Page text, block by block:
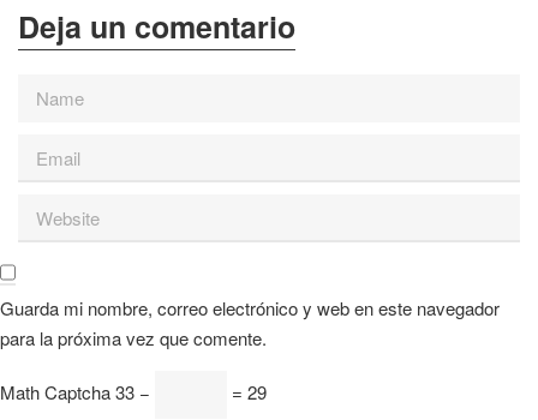
Guarda mi nombre, correo electrónico y web en este navegador
para la próxima vez que comente.
Math Captcha33 − = 29